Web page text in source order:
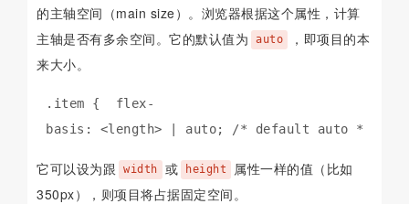
的主轴空间（main size）。浏览器根据这个属性，计算
主轴是否有多余空间。它的默认值为
auto
，即项目的本
来大小。
.item {  flex-
basis: <length> | auto; /* default auto */}
它可以设为跟 width 或 height
属性一样的值（比如
350px），则项目将占据固定空间。